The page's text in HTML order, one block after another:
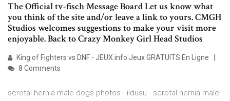
The Official tv-fisch Message Board Let us know what
you think of the site and/or leave a link to yours. CMGH
Studios welcomes suggestions to make your visit more
enjoyable. Back to Crazy Monkey Girl Head Studios
King of Fighters vs DNF - JEUX.info Jeux GRATUITS En Ligne
8 Comments
scrotal hernia male dogs photos - ildusu - scrotal hernia male